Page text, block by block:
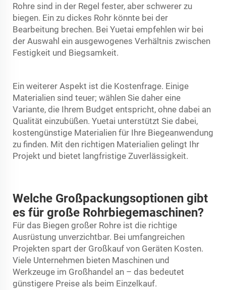
Rohre sind in der Regel fester, aber schwerer zu
biegen. Ein zu dickes Rohr könnte bei der
Bearbeitung brechen. Bei Yuetai empfehlen wir bei
der Auswahl ein ausgewogenes Verhältnis zwischen
Festigkeit und Biegsamkeit.
Ein weiterer Aspekt ist die Kostenfrage. Einige
Materialien sind teuer; wählen Sie daher eine
Variante, die Ihrem Budget entspricht, ohne dabei an
Qualität einzubüßen. Yuetai unterstützt Sie dabei,
kostengünstige Materialien für Ihre Biegeanwendung
zu finden. Mit den richtigen Materialien gelingt Ihr
Projekt und bietet langfristige Zuverlässigkeit.
Welche Großpackungsoptionen gibt
es für große Rohrbiegemaschinen?
Für das Biegen großer Rohre ist die richtige
Ausrüstung unverzichtbar. Bei umfangreichen
Projekten spart der Großkauf von Geräten Kosten.
Viele Unternehmen bieten Maschinen und
Werkzeuge im Großhandel an – das bedeutet
günstigere Preise als beim Einzelkauf.